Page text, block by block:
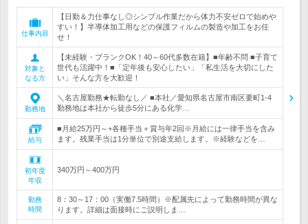
仕事内容
【日勤＆力仕事なし◎シンプル作業だから体力不安ゼロで始めや
すい！】半導体加工用などの保護フィルムの製造や加工をお任
せ！
対象と
なる方
【未経験・ブランクOK！40～60代多数在籍】■年齢不問 ■子育て
世代も活躍中！■「定年後も安心したい」「私生活を大切にした
い」そんな方を大歓迎！
勤務地
＼名古屋勤務★転勤なし／ ■本社／愛知県名古屋市南区要町1-4
勤務地は本社から徒歩5分にある化学…
給与
■月給25万円～+各種手当＋賞与年2回※月給には一律手当を含み
ます。残業手当は1分単位で別途支給します。※経験などを…
初年度
年収
340万円～400万円
勤務
時間
8：30～17：00（実働7.5時間）※配属先によって勤務時間が異な
ります。詳細は面接時にご説明しま…